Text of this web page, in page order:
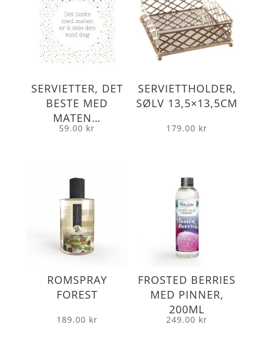
SERVIETTER, DET
BESTE MED
MATEN…
59.00 kr
SERVIETTHOLDER,
SØLV 13,5×13,5CM
179.00 kr
ROMSPRAY
FOREST
189.00 kr
FROSTED BERRIES
MED PINNER,
200ML
249.00 kr